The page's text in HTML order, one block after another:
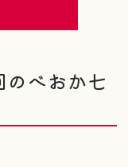
のべおか七